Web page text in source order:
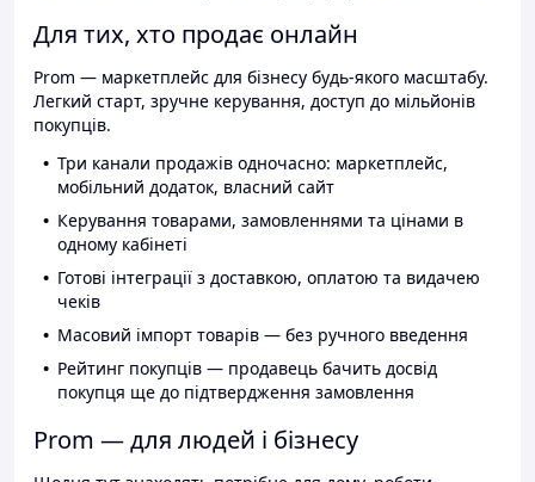
Для тих, хто продає онлайн
Prom — маркетплейс для бізнесу будь-якого масштабу.
Легкий старт, зручне керування, доступ до мільйонів
покупців.
Три канали продажів одночасно: маркетплейс,
мобільний додаток, власний сайт
Керування товарами, замовленнями та цінами в
одному кабінеті
Готові інтеграції з доставкою, оплатою та видачею
чеків
Масовий імпорт товарів — без ручного введення
Рейтинг покупців — продавець бачить досвід
покупця ще до підтвердження замовлення
Prom — для людей і бізнесу